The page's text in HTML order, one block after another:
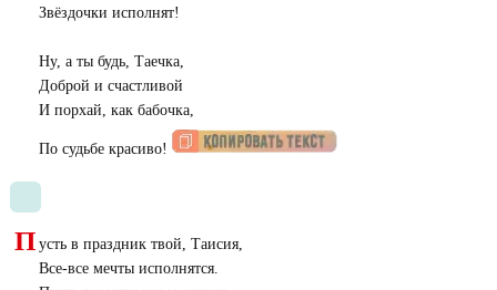
Звёздочки исполнят!
Ну, а ты будь, Таечка,
Доброй и счастливой
И порхай, как бабочка,
По судьбе красиво!
П усть в праздник твой, Таисия,
Все-все мечты исполнятся.